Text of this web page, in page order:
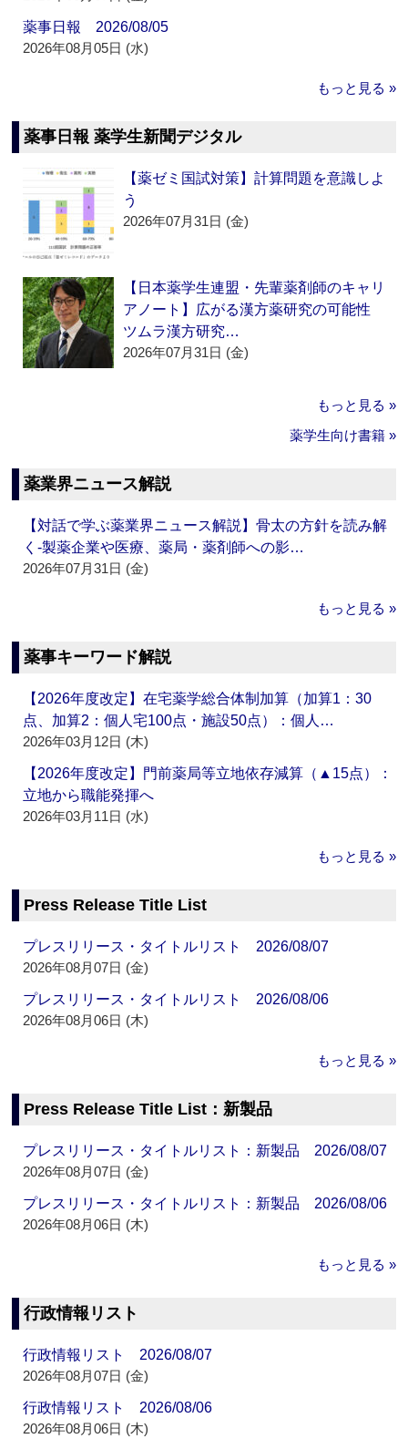
薬事日報 2026/08/05
2026年08月05日 (水)
もっと見る »
薬事日報 薬学生新聞デジタル
【薬ゼミ国試対策】計算問題を意識しよ
う
2026年07月31日 (金)
【日本薬学生連盟・先輩薬剤師のキャリ
アノート】広がる漢方薬研究の可能性
ツムラ漢方研究…
2026年07月31日 (金)
もっと見る »
薬学生向け書籍 »
薬業界ニュース解説
【対話で学ぶ薬業界ニュース解説】骨太の方針を読み解
く‐製薬企業や医療、薬局・薬剤師への影…
2026年07月31日 (金)
もっと見る »
薬事キーワード解説
【2026年度改定】在宅薬学総合体制加算（加算1：30
点、加算2：個人宅100点・施設50点）：個人…
2026年03月12日 (木)
【2026年度改定】門前薬局等立地依存減算（▲15点）：
立地から職能発揮へ
2026年03月11日 (水)
もっと見る »
Press Release Title List
プレスリリース・タイトルリスト 2026/08/07
2026年08月07日 (金)
プレスリリース・タイトルリスト 2026/08/06
2026年08月06日 (木)
もっと見る »
Press Release Title List：新製品
プレスリリース・タイトルリスト：新製品 2026/08/07
2026年08月07日 (金)
プレスリリース・タイトルリスト：新製品 2026/08/06
2026年08月06日 (木)
もっと見る »
行政情報リスト
行政情報リスト 2026/08/07
2026年08月07日 (金)
行政情報リスト 2026/08/06
2026年08月06日 (木)